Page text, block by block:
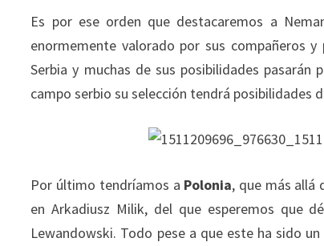
Es por ese orden que destacaremos a
enormemente valorado por sus compañeros
Serbia y muchas de sus posibilidades
campo serbio su selección tendrá posibilidades
Por último tendríamos a Polonia, que más allá
en Arkadiusz Milik, del que esperemos que
Lewandowski. Todo pese a que este ha sido